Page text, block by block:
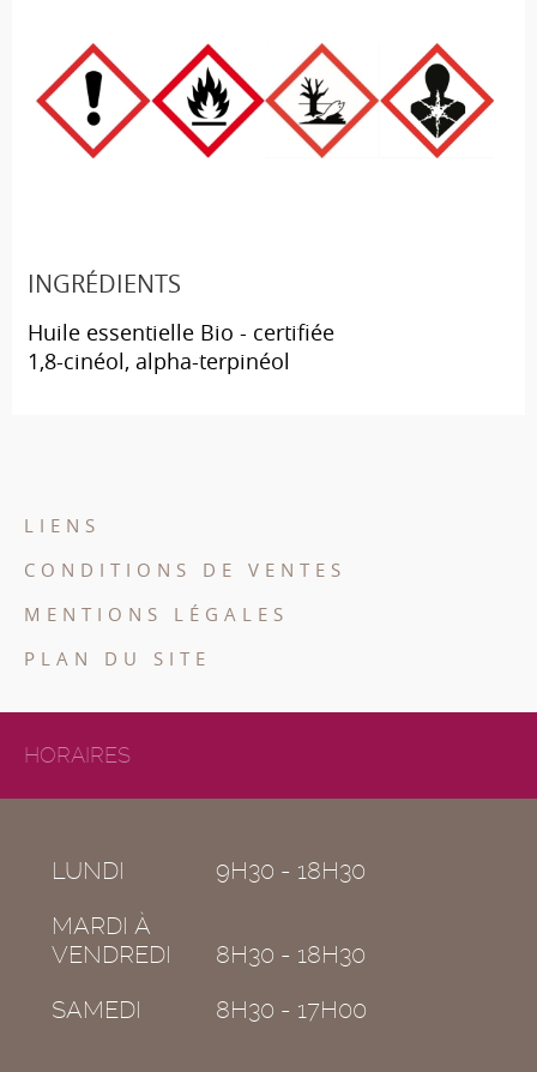
INGRÉDIENTS
Huile essentielle Bio - certifiée
1,8-cinéol, alpha-terpinéol
LIENS
CONDITIONS DE VENTES
MENTIONS LÉGALES
PLAN DU SITE
HORAIRES
LUNDI
9H30 - 18H30
MARDI À
VENDREDI
8H30 - 18H30
SAMEDI
8H30 - 17H00